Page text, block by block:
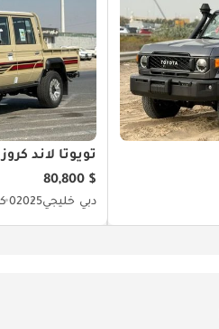
تويوتا لاند
$ 80,800
دبي خليجي20250 كيلومتر